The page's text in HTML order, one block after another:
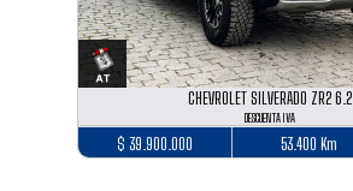
CHEVROLET SILVERADO ZR2 6.2
DESCUENTA IVA
$ 39.900.000 53.400 Km